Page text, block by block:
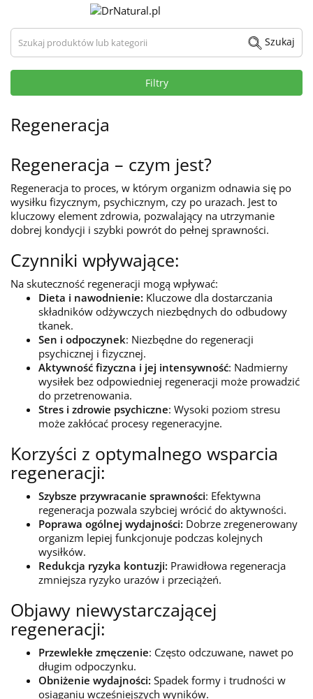
Szukaj produktów lub kategorii Szukaj
Filtry
Regeneracja
Regeneracja – czym jest?
Regeneracja to proces, w którym organizm odnawia się po
wysiłku fizycznym, psychicznym, czy po urazach. Jest to
kluczowy element zdrowia, pozwalający na utrzymanie
dobrej kondycji i szybki powrót do pełnej sprawności.
Czynniki wpływające:
Na skuteczność regeneracji mogą wpływać:
Dieta i nawodnienie: Kluczowe dla dostarczania
składników odżywczych niezbędnych do odbudowy
tkanek.
Sen i odpoczynek: Niezbędne do regeneracji
psychicznej i fizycznej.
Aktywność fizyczna i jej intensywność: Nadmierny
wysiłek bez odpowiedniej regeneracji może prowadzić
do przetrenowania.
Stres i zdrowie psychiczne: Wysoki poziom stresu
może zakłócać procesy regeneracyjne.
Korzyści z optymalnego wsparcia
regeneracji:
Szybsze przywracanie sprawności: Efektywna
regeneracja pozwala szybciej wrócić do aktywności.
Poprawa ogólnej wydajności: Dobrze zregenerowany
organizm lepiej funkcjonuje podczas kolejnych
wysiłków.
Redukcja ryzyka kontuzji: Prawidłowa regeneracja
zmniejsza ryzyko urazów i przeciążeń.
Objawy niewystarczającej
regeneracji:
Przewlekłe zmęczenie: Często odczuwane, nawet po
długim odpoczynku.
Obniżenie wydajności: Spadek formy i trudności w
osiąganiu wcześniejszych wyników.